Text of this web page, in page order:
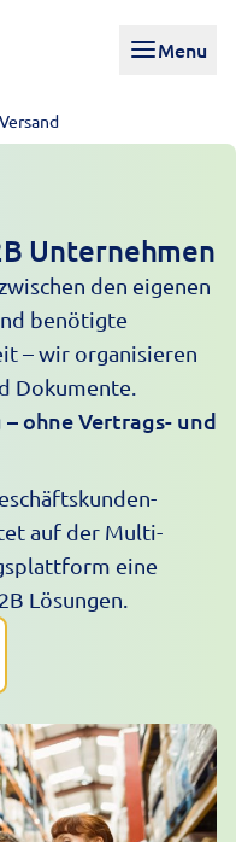
Menu
Unternehmen
den eigenen
benötigte
– wir organisieren
Dokumente.
ohne Vertrags- und
auf der Multi-
eine
Lösungen